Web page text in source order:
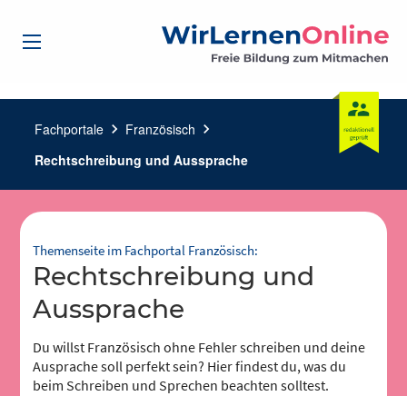
Fachportale chevron_right Französisch chevron_right
Rechtschreibung und Aussprache
Themenseite im Fachportal Französisch:
Rechtschreibung und
Aussprache
Du willst Französisch ohne Fehler schreiben und deine
Ausprache soll perfekt sein? Hier findest du, was du
beim Schreiben und Sprechen beachten solltest.